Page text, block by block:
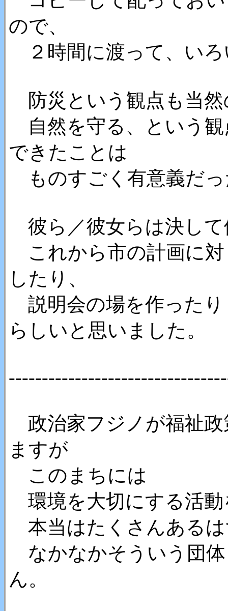
ので、
２時間に渡って、い
防災という観点も当
自然を守る、という
できたことは
ものすごく有意義だ
彼ら／彼女らは決して
これから市の計画に
したり、
説明会の場を作った
らしいと思いました。
政治家フジノが福祉
ますが
このまちには
環境を大切にする活
本当はたくさんある
なかなかそういう団
ん。